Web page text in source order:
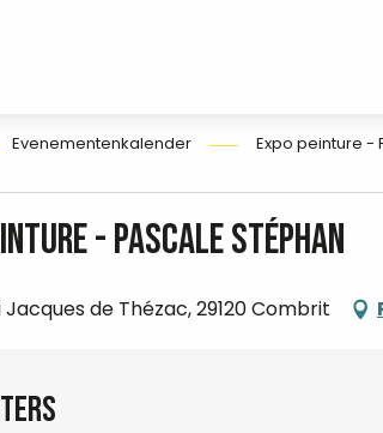
Evenementenkalender Expo peinture -
- Pascale Stéphan
Jacques de Thézac, 29120 Combrit